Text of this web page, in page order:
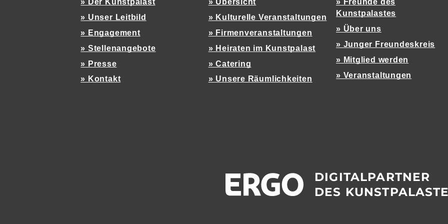
» Der Kunstpalast
» Unser Leitbild
» Engagement
» Stellenangebote
» Presse
» Kontakt
» Übersicht
» Kulturelle Veranstaltungen
» Firmenveranstaltungen
» Heiraten im Kunstpalast
» Catering
» Unsere Räumlichkeiten
» Freunde des
Kunstpalastes
» Über uns
» Junger Freundeskreis
» Mitglied werden
» Veranstaltungen
DIGITALPARTNER
DES